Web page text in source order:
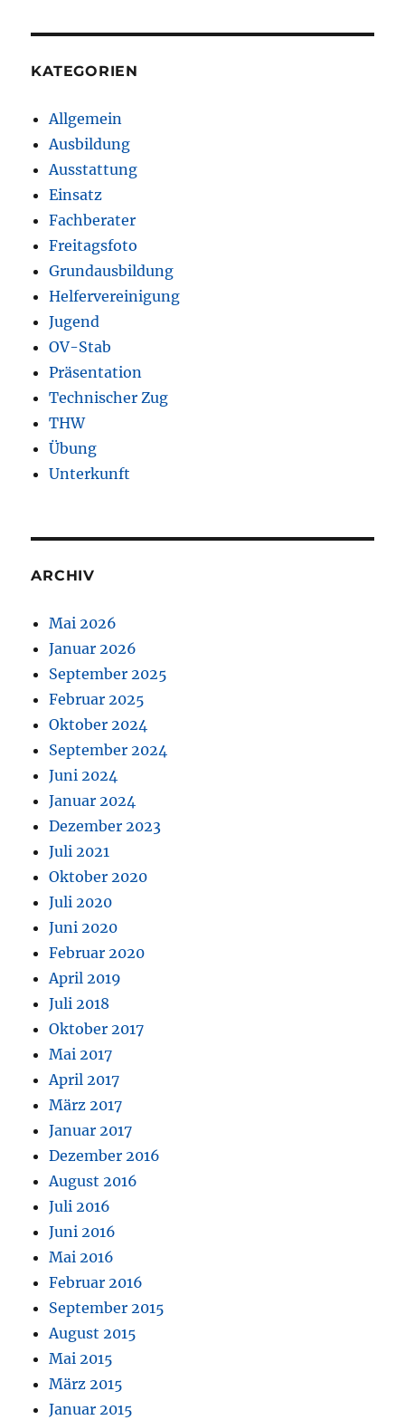
KATEGORIEN
Allgemein
Ausbildung
Ausstattung
Einsatz
Fachberater
Freitagsfoto
Grundausbildung
Helfervereinigung
Jugend
OV-Stab
Präsentation
Technischer Zug
THW
Übung
Unterkunft
ARCHIV
Mai 2026
Januar 2026
September 2025
Februar 2025
Oktober 2024
September 2024
Juni 2024
Januar 2024
Dezember 2023
Juli 2021
Oktober 2020
Juli 2020
Juni 2020
Februar 2020
April 2019
Juli 2018
Oktober 2017
Mai 2017
April 2017
März 2017
Januar 2017
Dezember 2016
August 2016
Juli 2016
Juni 2016
Mai 2016
Februar 2016
September 2015
August 2015
Mai 2015
März 2015
Januar 2015